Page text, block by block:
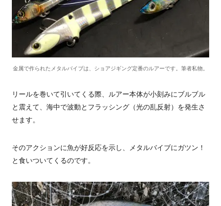
金属で作られたメタルバイブは、ショアジギング定番のルアーです。筆者私物。
リールを巻いて引いてくる際、ルアー本体が小刻みにブルブル
と震えて、海中で波動とフラッシング（光の乱反射）を発生さ
せます。
そのアクションに魚が好反応を示し、メタルバイブにガツン！
と食いついてくるのです。